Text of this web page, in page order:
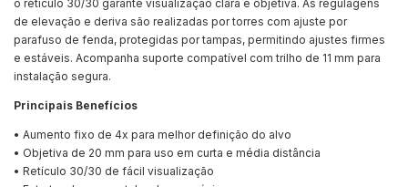
o retículo 30/30 garante visualização clara e objetiva. As regulagens
de elevação e deriva são realizadas por torres com ajuste por
parafuso de fenda, protegidas por tampas, permitindo ajustes firmes
e estáveis. Acompanha suporte compatível com trilho de 11 mm para
instalação segura.
Principais Benefícios
• Aumento fixo de 4x para melhor definição do alvo
• Objetiva de 20 mm para uso em curta e média distância
• Retículo 30/30 de fácil visualização